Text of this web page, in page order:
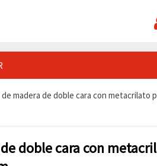
de madera de doble cara con metacrilato
doble cara con